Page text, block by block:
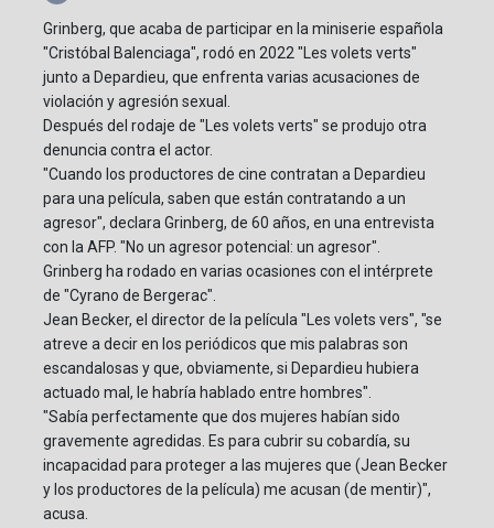
Grinberg, que acaba de participar en la miniserie española
"Cristóbal Balenciaga", rodó en 2022 "Les volets verts"
junto a Depardieu, que enfrenta varias acusaciones de
violación y agresión sexual.
Después del rodaje de "Les volets verts" se produjo otra
denuncia contra el actor.
"Cuando los productores de cine contratan a Depardieu
para una película, saben que están contratando a un
agresor", declara Grinberg, de 60 años, en una entrevista
con la AFP. "No un agresor potencial: un agresor".
Grinberg ha rodado en varias ocasiones con el intérprete
de "Cyrano de Bergerac".
Jean Becker, el director de la película "Les volets vers", "se
atreve a decir en los periódicos que mis palabras son
escandalosas y que, obviamente, si Depardieu hubiera
actuado mal, le habría hablado entre hombres".
"Sabía perfectamente que dos mujeres habían sido
gravemente agredidas. Es para cubrir su cobardía, su
incapacidad para proteger a las mujeres que (Jean Becker
y los productores de la película) me acusan (de mentir)",
acusa.